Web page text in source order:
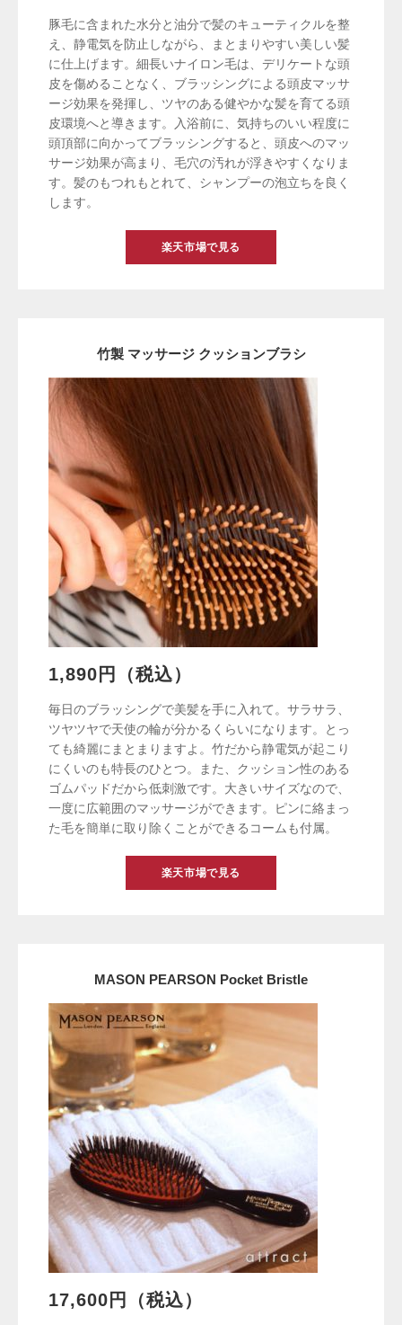
豚毛に含まれた水分と油分で髪のキューティクルを整
え、静電気を防止しながら、まとまりやすい美しい髪
に仕上げます。細長いナイロン毛は、デリケートな頭
皮を傷めることなく、ブラッシングによる頭皮マッサ
ージ効果を発揮し、ツヤのある健やかな髪を育てる頭
皮環境へと導きます。入浴前に、気持ちのいい程度に
頭頂部に向かってブラッシングすると、頭皮へのマッ
サージ効果が高まり、毛穴の汚れが浮きやすくなりま
す。髪のもつれもとれて、シャンプーの泡立ちを良く
します。
楽天市場で見る
竹製 マッサージ クッションブラシ
1,890円（税込）
毎日のブラッシングで美髪を手に入れて。サラサラ、
ツヤツヤで天使の輪が分かるくらいになります。とっ
ても綺麗にまとまりますよ。竹だから静電気が起こり
にくいのも特長のひとつ。また、クッション性のある
ゴムパッドだから低刺激です。大きいサイズなので、
一度に広範囲のマッサージができます。ピンに絡まっ
た毛を簡単に取り除くことができるコームも付属。
楽天市場で見る
MASON PEARSON Pocket Bristle
17,600円（税込）